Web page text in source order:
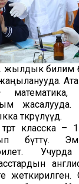
билим
жаңыланууда.
математика,
өткөрүлүүдө.
класска –
бүттү.
Учурда